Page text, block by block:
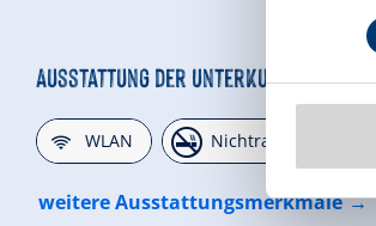
Ausstattung der Unterkunft
🜉WLAN 🏝Nichtraucherhaus
weitere Ausstattungsmerkmale